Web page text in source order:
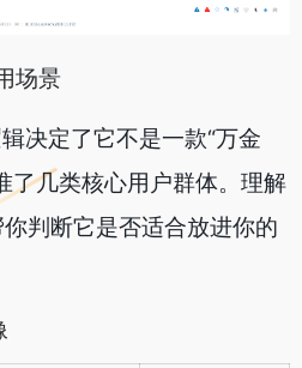
场景
决定了它不是一款“万金
了几类核心用户群体。理解
判断它是否适合放进你的